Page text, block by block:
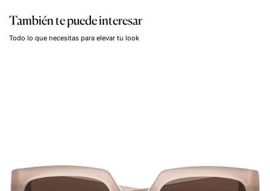
También te puede interesar
Todo lo que necesitas para elevar tu look